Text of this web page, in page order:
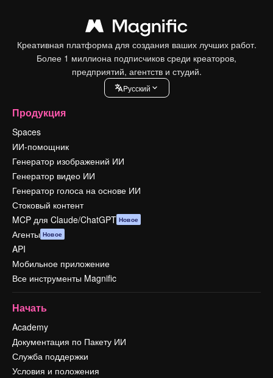
Креативная платформа для создания ваших лучших работ.
Более 1 миллиона подписчиков среди креаторов,
предприятий, агентств и студий.
Pусский
Продукция
Spaces
ИИ-помощник
Генератор изображений ИИ
Генератор видео ИИ
Генератор голоса на основе ИИ
Стоковый контент
MCP для Claude/ChatGPT Новое
Агенты Новое
API
Мобильное приложение
Все инструменты Magnific
Начать
Academy
Документация по Пакету ИИ
Служба поддержки
Условия и положения